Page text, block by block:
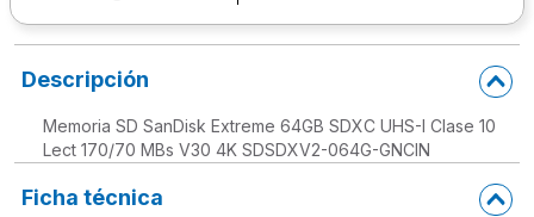
Descripción
Memoria SD SanDisk Extreme 64GB SDXC UHS-I Clase 10
Lect 170/70 MBs V30 4K SDSDXV2-064G-GNCIN
Ficha técnica